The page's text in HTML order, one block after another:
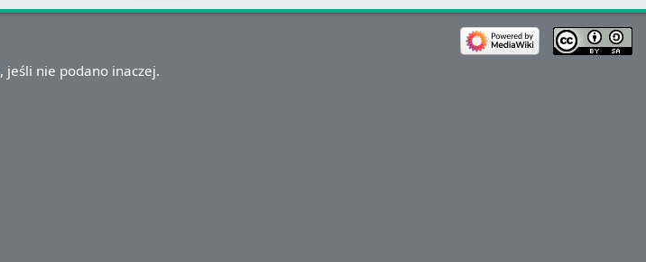
, jeśli nie podano inaczej.